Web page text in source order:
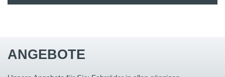
ANGEBOTE